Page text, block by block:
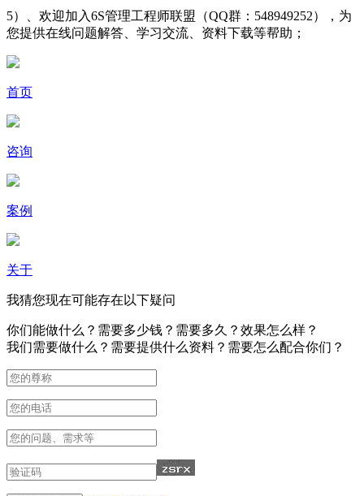
5）、欢迎加入6S管理工程师联盟（QQ群：548949252），为
您提供在线问题解答、学习交流、资料下载等帮助；
首页
咨询
案例
关于
我猜您现在可能存在以下疑问
你们能做什么？需要多少钱？需要多久？效果怎么样？
我们需要做什么？需要提供什么资料？需要怎么配合你们？